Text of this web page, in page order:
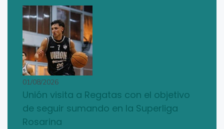
01/08/2026
Unión visita a Regatas con el objetivo
de seguir sumando en la Superliga
Rosarina